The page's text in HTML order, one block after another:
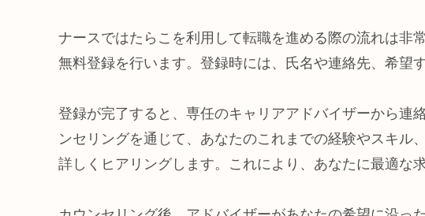
ナースではたらこを利用して転職を進める際の流れは非
無料登録を行います。登録時には、氏名や連絡先、希望
登録が完了すると、専任のキャリアアドバイザーから連
ンセリングを通じて、あなたのこれまでの経験やスキル
詳しくヒアリングします。これにより、あなたに最適な